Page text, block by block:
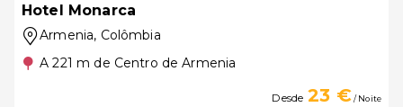
Hotel Monarca
Armenia, Colômbia
A 221 m de Centro de Armenia
Desde 23 €/ Noite